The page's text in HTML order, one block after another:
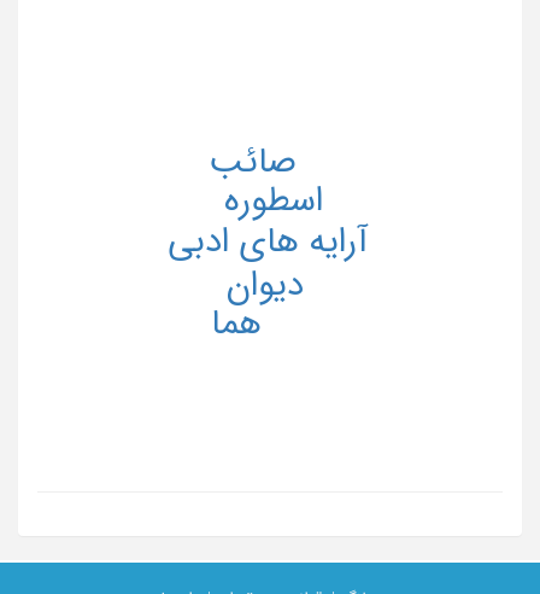
آرایه های ادبی
اسطوره
دیوان
صائب
هما